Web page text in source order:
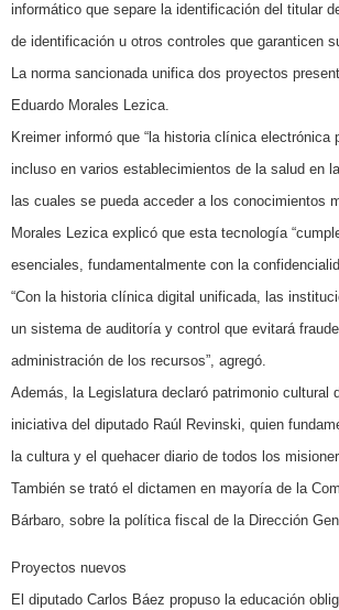
informático que separe la identificación del titular
de identificación u otros controles que garanticen
La norma sancionada unifica dos proyectos
Eduardo Morales Lezica.
Kreimer informó que “la historia clínica
incluso en varios establecimientos de la salud en
las cuales se pueda acceder a los conocimientos
Morales Lezica explicó que esta tecnología
esenciales, fundamentalmente con la
“Con la historia clínica digital unificada, las
un sistema de auditoría y control que evitará
administración de los recursos”, agregó.
Además, la Legislatura declaró patrimonio
iniciativa del diputado Raúl Revinski, quien
la cultura y el quehacer diario de todos los
También se trató el dictamen en mayoría de la
Bárbaro, sobre la política fiscal de la Dirección
Proyectos nuevos
El diputado Carlos Báez propuso la educación